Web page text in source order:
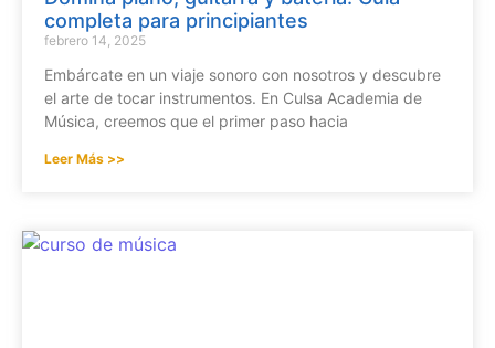
completa para principiantes
febrero 14, 2025
Embárcate en un viaje sonoro con nosotros y descubre
el arte de tocar instrumentos. En Culsa Academia de
Música, creemos que el primer paso hacia
Leer Más >>